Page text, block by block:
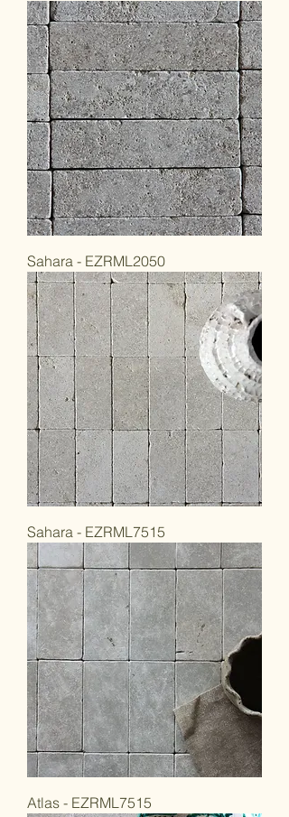
Sahara - EZRML2050
Sahara - EZRML7515
Atlas - EZRML7515